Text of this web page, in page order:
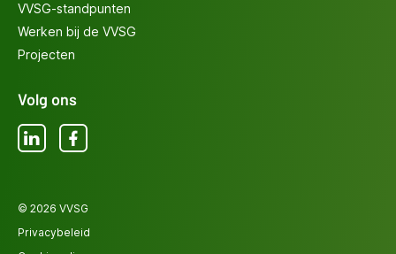
VVSG-standpunten
Werken bij de VVSG
Projecten
Volg ons
LinkedInFacebook
© 2026 VVSG
Privacybeleid